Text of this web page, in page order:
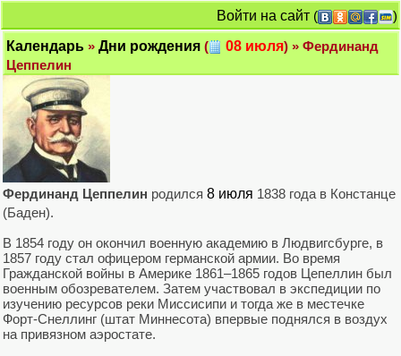
Войти на сайт (
)
Календарь » Дни рождения ( 08 июля) » Фердинанд
Цеппелин
Фердинанд Цеппелин родился 8 июля 1838 года в Констанце
(Баден).
В 1854 году он окончил военную академию в Людвигсбурге, в
1857 году стал офицером германской армии. Во время
Гражданской войны в Америке 1861–1865 годов Цепеллин был
военным обозревателем. Затем участвовал в экспедиции по
изучению ресурсов реки Миссисипи и тогда же в местечке
Форт-Снеллинг (штат Миннесота) впервые поднялся в воздух
на привязном аэростате.